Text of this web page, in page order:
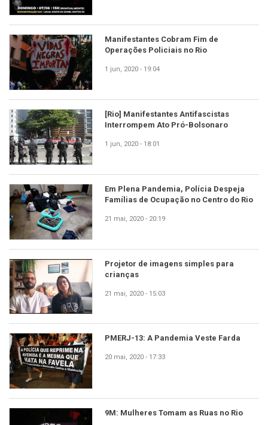
Manifestantes Cobram Fim de
Operações Policiais no Rio
1 jun, 2020 - 19:04
[Rio] Manifestantes Antifascistas
Interrompem Ato Pró-Bolsonaro
1 jun, 2020 - 18:01
Em Plena Pandemia, Polícia Despeja
Famílias de Ocupação no Centro do Rio
21 mai, 2020 - 20:19
Projetor de imagens simples para
crianças
21 mai, 2020 - 15:03
PMERJ-13: A Pandemia Veste Farda
20 mai, 2020 - 17:33
9M: Mulheres Tomam as Ruas no Rio